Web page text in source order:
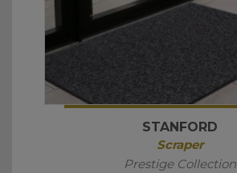
STANFORD
Scraper
Prestige Collection